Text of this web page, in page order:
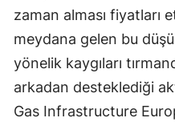
zaman alması fiyatları
meydana gelen bu
yönelik kaygıları
arkadan desteklediği
Gas Infrastructure